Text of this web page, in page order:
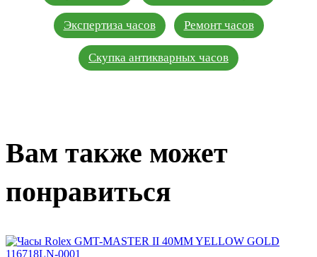
Экспертиза часов Ремонт часов
Скупка антикварных часов
Вам также может
понравиться